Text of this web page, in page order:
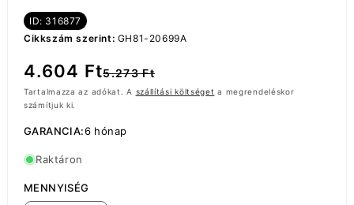
ID: 316877
Cikkszám szerint: GH81-20699A
Normál
ár
5.273 Ft
Akciós
ár
4.604 Ft
Tartalmazza az adókat. A szállítási költséget a megrendeléskor
számítjuk ki.
GARANCIA:6 hónap
Raktáron
MENNYISÉG